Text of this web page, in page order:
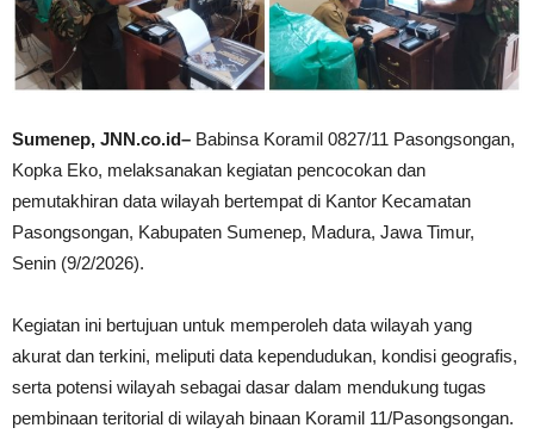
Sumenep, JNN.co.id– Babinsa Koramil 0827/11 Pasongsongan,
Kopka Eko, melaksanakan kegiatan pencocokan dan
pemutakhiran data wilayah bertempat di Kantor Kecamatan
Pasongsongan, Kabupaten Sumenep, Madura, Jawa Timur,
Senin (9/2/2026).
Kegiatan ini bertujuan untuk memperoleh data wilayah yang
akurat dan terkini, meliputi data kependudukan, kondisi geografis,
serta potensi wilayah sebagai dasar dalam mendukung tugas
pembinaan teritorial di wilayah binaan Koramil 11/Pasongsongan.